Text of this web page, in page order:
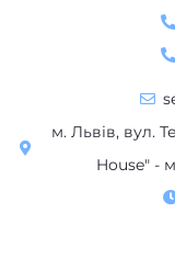
м. Львів, вул.
House" -